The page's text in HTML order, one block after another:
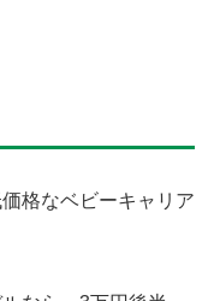
格なベビーキャリア